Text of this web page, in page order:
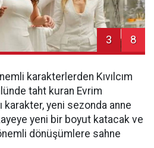
3 8
karakterlerden Kıvılcım
taht kuran Evrim
karakter, yeni sezonda anne
yeni bir boyut katacak ve
dönüşümlere sahne